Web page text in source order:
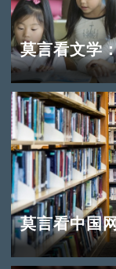
莫言看文学
莫言看中国